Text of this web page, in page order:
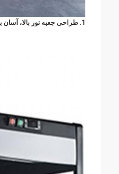
1. طراحی جعبه نور بالا، آسان برای نشان دادن نام تجاری و بنر شما.